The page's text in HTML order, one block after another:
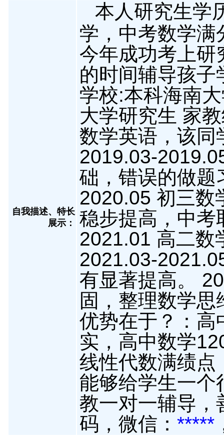
自我描述、特长
展示 ：
本人研究生学
学，中考数学满
今年成功考上研
的时间辅导孩子
学校:本科海南
大学研究生 家
数学英语，该同
2019.03-
础，错误的做题
2020.05 初三数
稳步提高，中考
2021.01 高二数
2021.03-
有显著提高。
固，整理数学
优势在于？：高
实，高中数学
线性代数满绩点
能够给学生一个
教一对一辅导，
码，微信： *****